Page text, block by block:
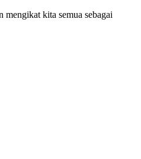
kita semua sebagai